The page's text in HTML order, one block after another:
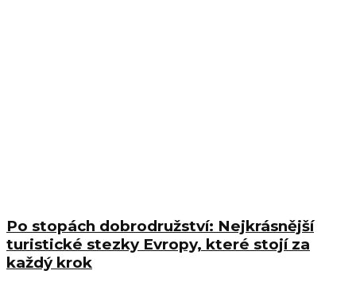
Po stopách dobrodružství: Nejkrásnější
turistické stezky Evropy, které stojí za
každý krok